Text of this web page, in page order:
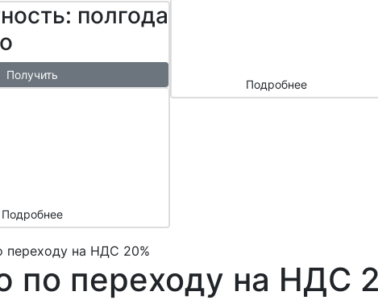
полгода
Получить
Подробнее
Подробнее
переходу на НДС 20%
по переходу на НДС